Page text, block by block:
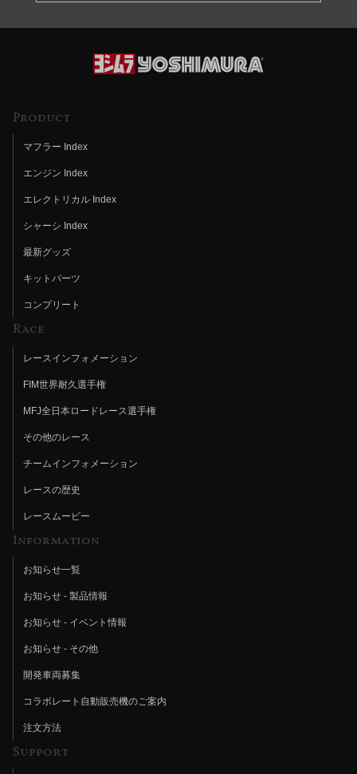
Product
マフラー Index
エンジン Index
エレクトリカル Index
シャーシ Index
最新グッズ
キットパーツ
コンプリート
Race
レースインフォメーション
FIM世界耐久選手権
MFJ全日本ロードレース選手権
その他のレース
チームインフォメーション
レースの歴史
レースムービー
Information
お知らせ一覧
お知らせ - 製品情報
お知らせ - イベント情報
お知らせ - その他
開発車両募集
コラボレート自動販売機のご案内
注文方法
Support